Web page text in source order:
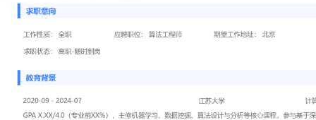
陈小湾
性别: 男年龄: 26学历: 本科
邮箱: xiaowan@gangwan.com
求职意向